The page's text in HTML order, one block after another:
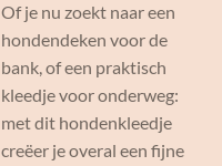
Of je nu zoekt naar een
hondendeken voor de
bank, of een praktisch
kleedje voor onderweg:
met dit hondenkleedje
creëer je overal een fijne